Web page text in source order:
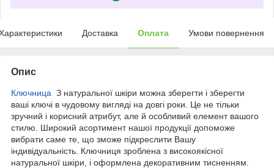
Доставка Оплата Умови повернення
Опис
Ключница З натуральної шкіри можна зберегти і зберегти
ваші ключі в чудовому вигляді на довгі роки. Це не тільки
зручний і корисний атрибут, але й особливий елемент вашого
стилю. Широкий асортимент нашої продукції допоможе
вибрати саме те, що зможе підкреслити Вашу
індивідуальність. Ключниця зроблена з високоякісної
натуральної шкіри, і оформлена декоративним тисненням.